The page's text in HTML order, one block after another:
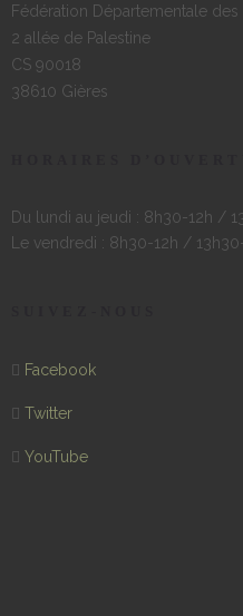
Fédération Départementale des
2 allée de Palestine
CS 90018
38610 Gières
Du lundi au jeudi : 8h30-12h /
Le vendredi : 8h30-12h /
Facebook
Twitter
YouTube